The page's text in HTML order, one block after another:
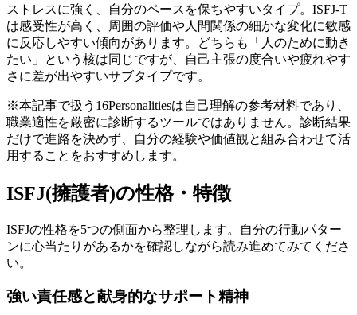
ストレスに強く、自分のペースを保ちやすいタイプ。ISFJ-T
は感受性が高く、周囲の評価や人間関係の細かな変化に敏感
に反応しやすい傾向があります。どちらも「人のために動き
たい」という核は同じですが、自己主張の度合いや疲れやす
さに差が出やすいサブタイプです。
※本記事で扱う16Personalitiesは自己理解の参考材料であり、
職業適性を厳密に診断するツールではありません。診断結果
だけで進路を決めず、自分の経験や価値観と組み合わせて活
用することをおすすめします。
ISFJ(擁護者)の性格・特徴
ISFJの性格を5つの側面から整理します。自分の行動パター
ンに心当たりがあるかを確認しながら読み進めてみてくださ
い。
強い責任感と献身的なサポート精神